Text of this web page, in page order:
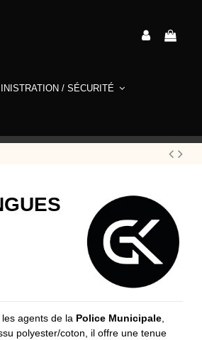
/ SÉCURITÉ
agents de la Police Municipale,
polyester/coton, il offre une tenue